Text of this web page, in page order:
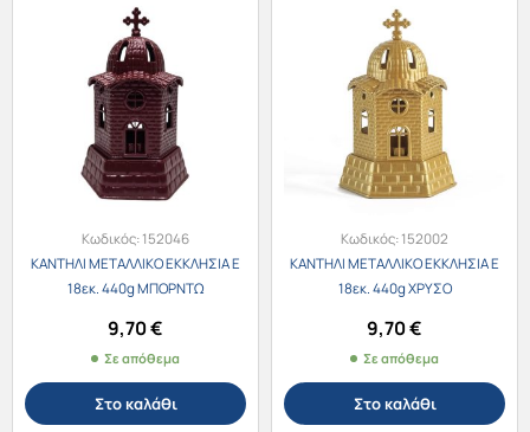
Κωδικός:152046
ΚΑΝΤΗΛΙ ΜΕΤΑΛΛΙΚΟ ΕΚΚΛΗΣΙΑ Ε
18εκ. 440g ΜΠΟΡΝΤΩ
9,70€
Σε απόθεμα
Στο καλάθι
Κωδικός:152002
ΚΑΝΤΗΛΙ ΜΕΤΑΛΛΙΚΟ ΕΚΚΛΗΣΙΑ Ε
18εκ. 440g ΧΡΥΣΟ
9,70€
Σε απόθεμα
Στο καλάθι